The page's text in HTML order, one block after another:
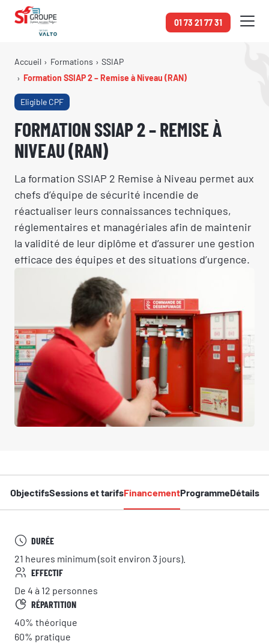
01 73 21 77 31
Accueil Formations
SSIAP
Formation SSIAP 2 – Remise à Niveau (RAN)
Eligible CPF
FORMATION SSIAP 2 – REMISE À
NIVEAU (RAN)
La formation SSIAP 2 Remise à Niveau permet aux
chefs d’équipe de sécurité incendie de
réactualiser leurs connaissances techniques,
réglementaires et managériales afin de maintenir
la validité de leur diplôme et d’assurer une gestion
efficace des équipes et des situations d’urgence.
ObjectifsSessions et tarifsFinancementProgrammeDétails
DURÉE
21 heures minimum (soit environ 3 jours).
EFFECTIF
De 4 à 12 personnes
RÉPARTITION
40% théorique
60% pratique
Panneau de gestion des cookies